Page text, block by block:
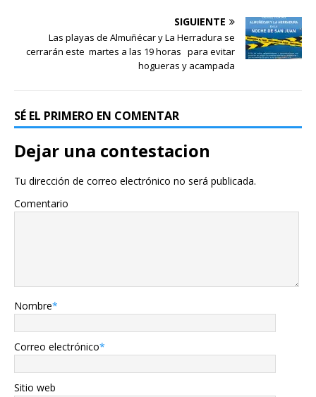
SIGUIENTE
Las playas de Almuñécar y La Herradura se
cerrarán este martes a las 19 horas para evitar
hogueras y acampada
SÉ EL PRIMERO EN COMENTAR
Dejar una contestacion
Tu dirección de correo electrónico no será publicada.
Comentario
Nombre*
Correo electrónico*
Sitio web